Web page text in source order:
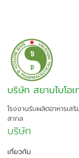
บริษัท สยามไบโอ
โรงงานรับผลิตอาหารเ
สากล
บริษัท
เกี่ยวกับ